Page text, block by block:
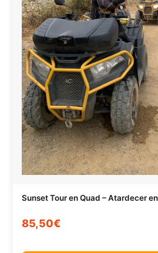
Sunset Tour en Quad – Atardecer
85,50€